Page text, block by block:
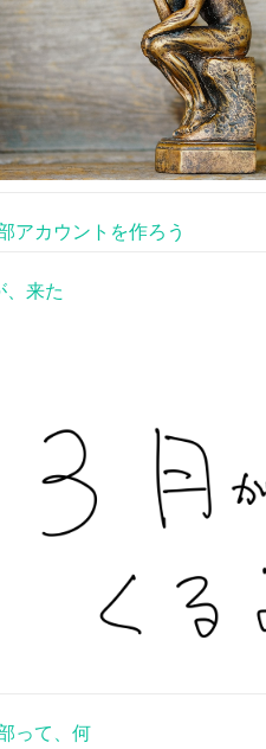
アカウントを作ろう
、来た
って、何